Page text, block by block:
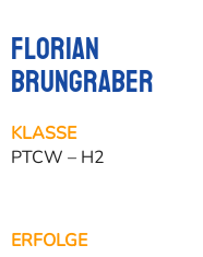
Florian
Brungraber
KLASSE
PTCW – H2
ERFOLGE